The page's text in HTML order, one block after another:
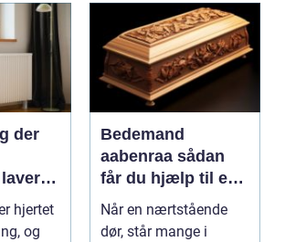
der
hjertet
og
Bedemand
aabenraa sådan
får du hjælp til en
værdig afsked
Når en nærtstående
dør, står mange i